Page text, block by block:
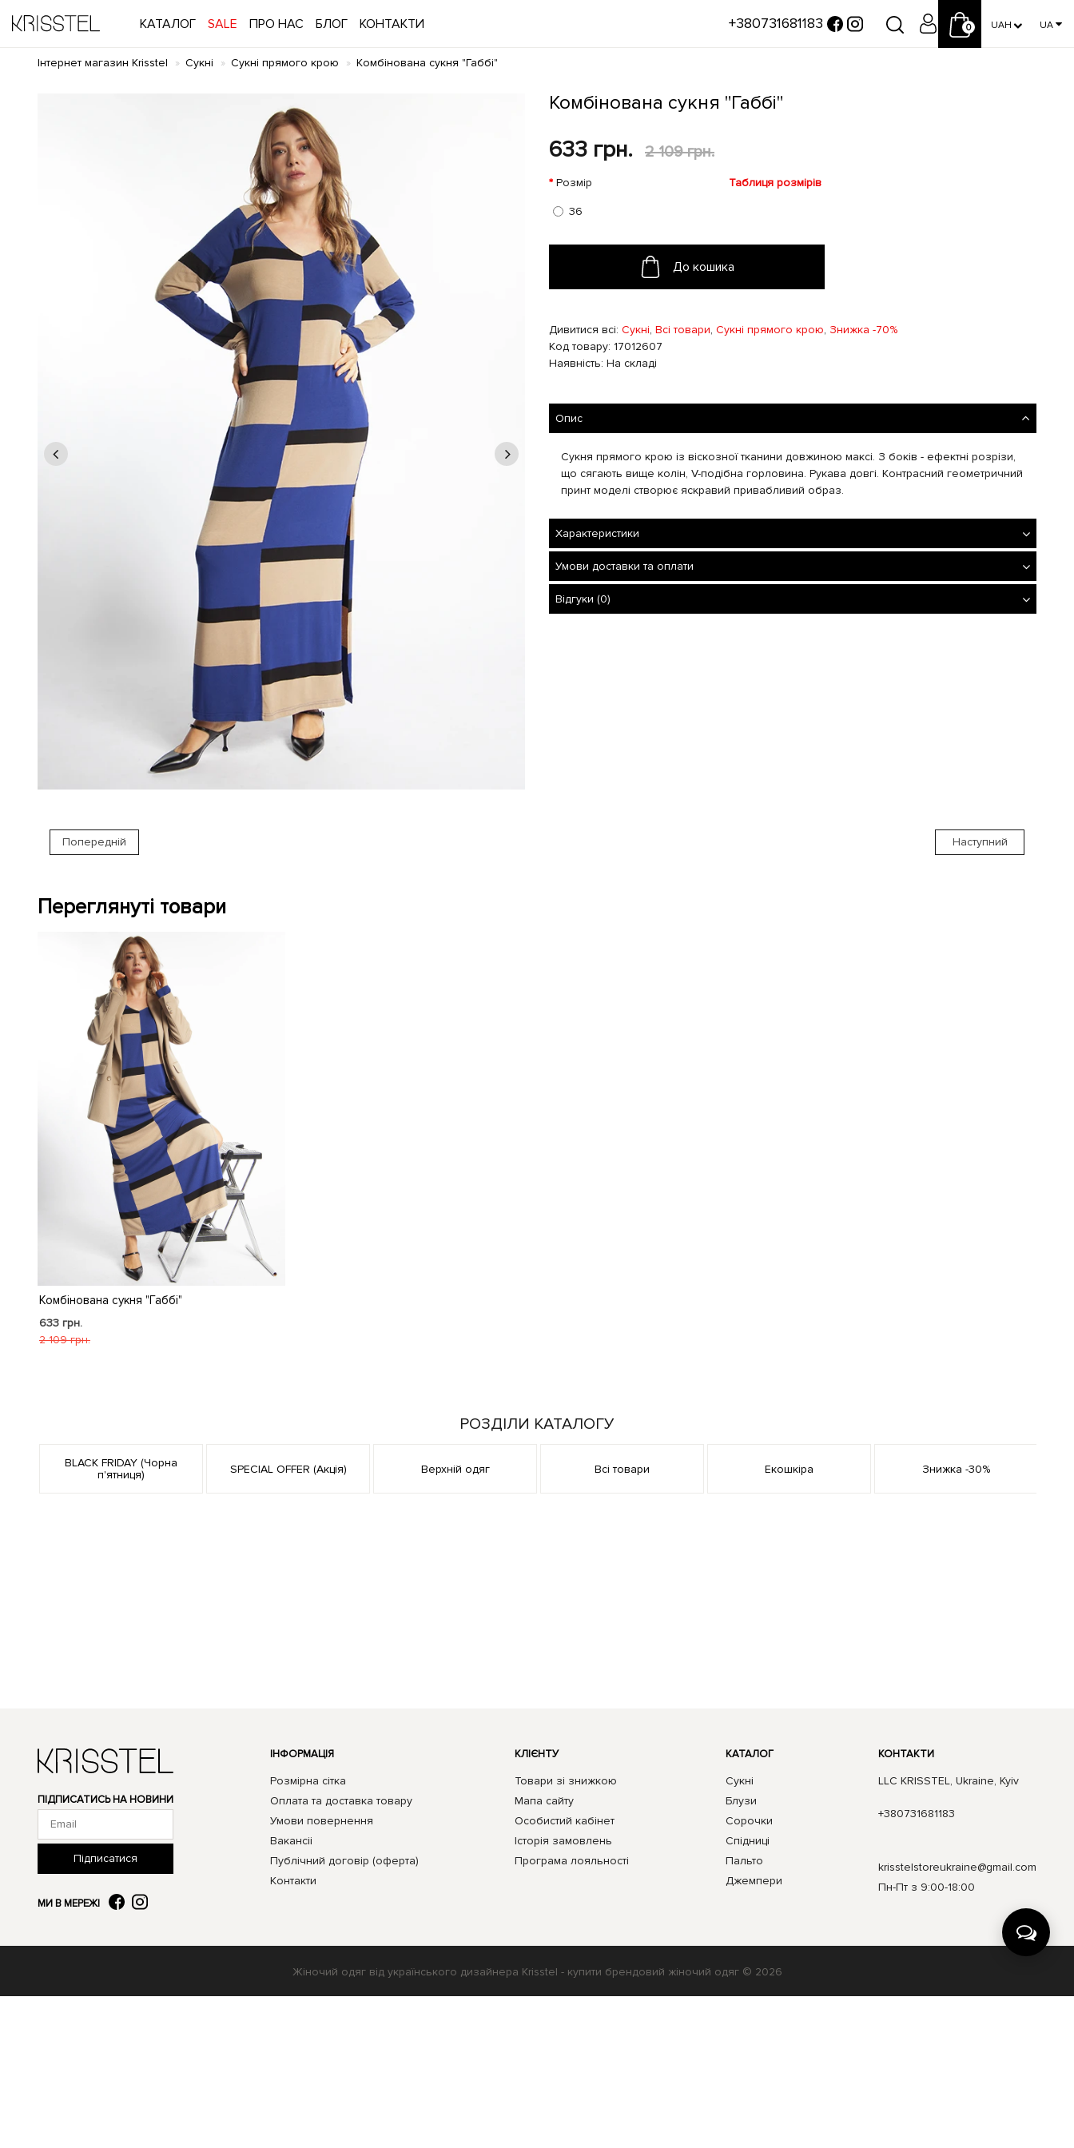
КАТАЛОГ SALE ПРО НАС БЛОГ КОНТАКТИ +380731681183 0 UAH UA
Інтернет магазин Krisstel Сукні Сукні прямого крою Комбінована сукня "Габбі"
Комбінована сукня "Габбі"
633 грн. 2 109 грн.
Таблиця розмірів
Розмір
36
До кошика
Дивитися всі: Сукні, Всі товари, Сукні прямого крою, Знижка -70%
Код товару: 17012607
Наявність: На складі
Опис
Сукня прямого крою із віскозної тканини довжиною максі. З боків - ефектні розрізи,
що сягають вище колін, V-подібна горловина. Рукава довгі. Контрасний геометричний
принт моделі створює яскравий привабливий образ.
Характеристики
Умови доставки та оплати
Відгуки (0)
Попередній Наступний
Переглянуті товари
Комбінована сукня "Габбі"
633 грн.
2 109 грн.
РОЗДІЛИ КАТАЛОГУ
BLACK FRIDAY (Чорна
п'ятниця)
SPECIAL OFFER (Акція) Верхній одяг Всі товари Екошкіра Знижка -30%
ПІДПИСАТИСЬ НА НОВИНИ
Підписатися
МИ В МЕРЕЖІ
ІНФОРМАЦІЯ
Розмірна сітка
Оплата та доставка товару
Умови повернення
Вакансii
Публічний договір (оферта)
Контакти
КЛІЄНТУ
Товари зі знижкою
Мапа сайту
Особистий кабінет
Історія замовлень
Програма лояльності
КАТАЛОГ
Сукні
Блузи
Сорочки
Спідниці
Пальто
Джемпери
КОНТАКТИ
LLC KRISSTEL, Ukraine, Kyiv
+380731681183
krisstelstoreukraine@gmail.com
Пн-Пт з 9:00-18:00
Жіночий одяг від українського дизайнера Krisstel - купити брендовий жіночий одяг © 2026